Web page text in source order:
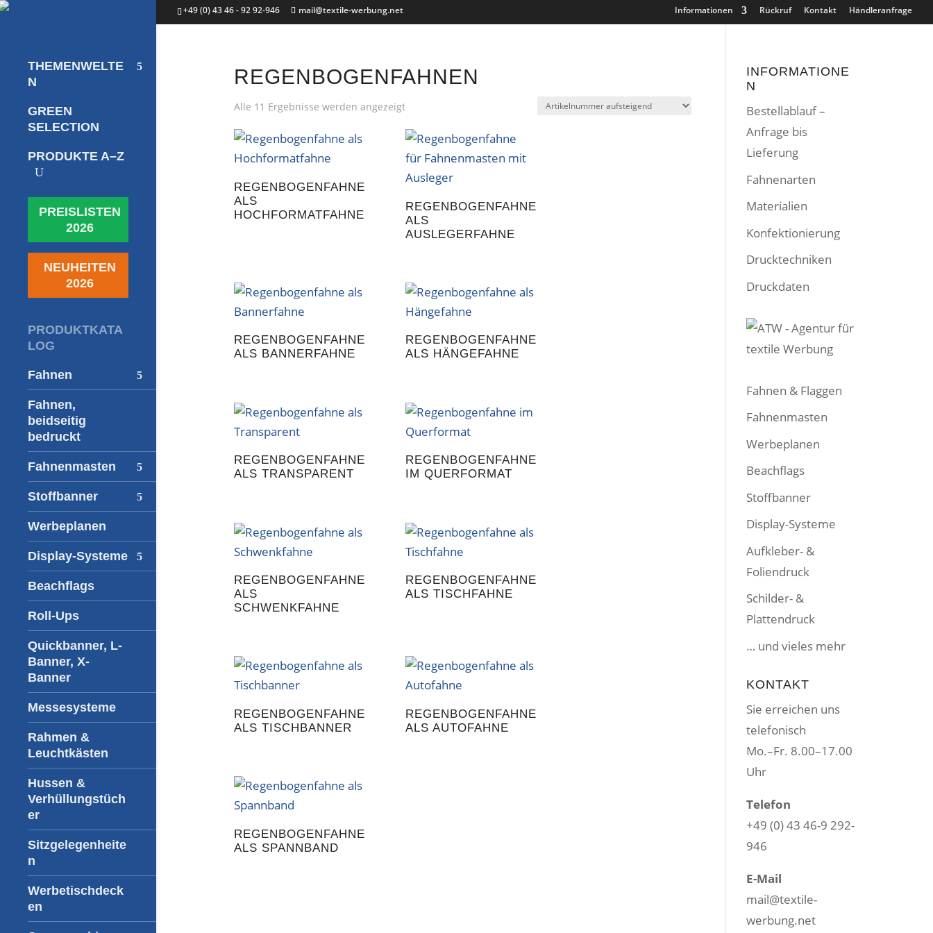
+49 (0) 43 46 - 92 92-946 mail@textile-werbung.net Informationen Rückruf Kontakt Händleranfrage
THEMENWELTE
N
GREEN
SELECTION
PRODUKTE A–Z
U
PREISLISTEN
2026
NEUHEITEN
2026
PRODUKTKATA
LOG
Fahnen
Fahnen,
beidseitig
bedruckt
Fahnenmasten
Stoffbanner
Werbeplanen
Display-Systeme
Beachflags
Roll-Ups
Quickbanner, L-
Banner, X-
Banner
Messesysteme
Rahmen &
Leuchtkästen
Hussen &
Verhüllungstüch
er
Sitzgelegenheite
n
Werbetischdeck
en
REGENBOGENFAHNEN
Alle 11 Ergebnisse werden angezeigt
REGENBOGENFAHNE
ALS
HOCHFORMATFAHNE
REGENBOGENFAHNE
ALS
AUSLEGERFAHNE
REGENBOGENFAHNE
ALS BANNERFAHNE
REGENBOGENFAHNE
ALS HÄNGEFAHNE
REGENBOGENFAHNE
ALS TRANSPARENT
REGENBOGENFAHNE
IM QUERFORMAT
REGENBOGENFAHNE
ALS
SCHWENKFAHNE
REGENBOGENFAHNE
ALS TISCHFAHNE
REGENBOGENFAHNE
ALS TISCHBANNER
REGENBOGENFAHNE
ALS AUTOFAHNE
REGENBOGENFAHNE
ALS SPANNBAND
INFORMATIONE
N
Bestellablauf –
Anfrage bis
Lieferung
Fahnenarten
Materialien
Konfektionierung
Drucktechniken
Druckdaten
Fahnen & Flaggen
Fahnenmasten
Werbeplanen
Beachflags
Stoffbanner
Display-Systeme
Aufkleber- &
Foliendruck
Schilder- &
Plattendruck
… und vieles mehr
KONTAKT
Sie erreichen uns
telefonisch
Mo.–Fr. 8.00–17.00
Uhr
Telefon
+49 (0) 43 46-9 292-
946
E-Mail
mail@textile-
werbung.net